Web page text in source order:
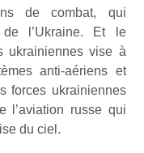
de combat, qui
l’Ukraine. Et le
ukrainiennes vise à
anti-aériens et
forces ukrainiennes
l’aviation russe qui
du ciel.